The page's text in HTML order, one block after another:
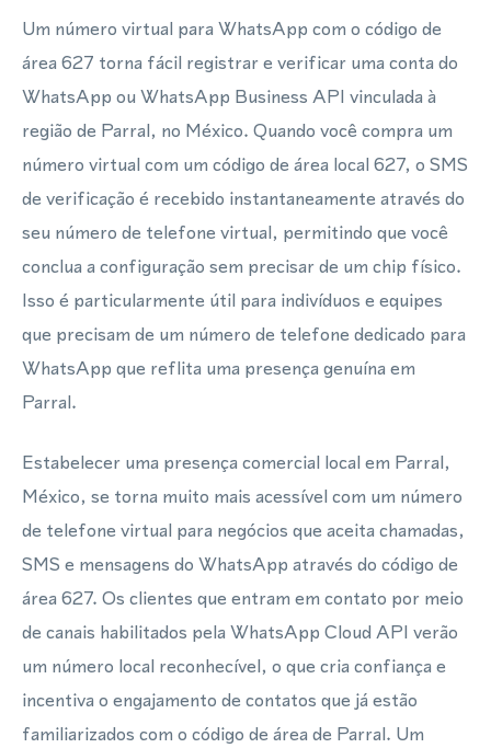
Um número virtual para WhatsApp com o código de
área 627 torna fácil registrar e verificar uma conta do
WhatsApp ou WhatsApp Business API vinculada à
região de Parral, no México. Quando você compra um
número virtual com um código de área local 627, o SMS
de verificação é recebido instantaneamente através do
seu número de telefone virtual, permitindo que você
conclua a configuração sem precisar de um chip físico.
Isso é particularmente útil para indivíduos e equipes
que precisam de um número de telefone dedicado para
WhatsApp que reflita uma presença genuína em
Parral.
Estabelecer uma presença comercial local em Parral,
México, se torna muito mais acessível com um número
de telefone virtual para negócios que aceita chamadas,
SMS e mensagens do WhatsApp através do código de
área 627. Os clientes que entram em contato por meio
de canais habilitados pela WhatsApp Cloud API verão
um número local reconhecível, o que cria confiança e
incentiva o engajamento de contatos que já estão
familiarizados com o código de área de Parral. Um